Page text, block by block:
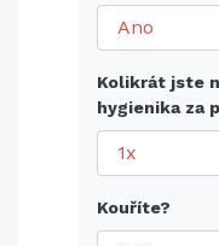
Kolikrát jste
hygienika za
Kouříte?